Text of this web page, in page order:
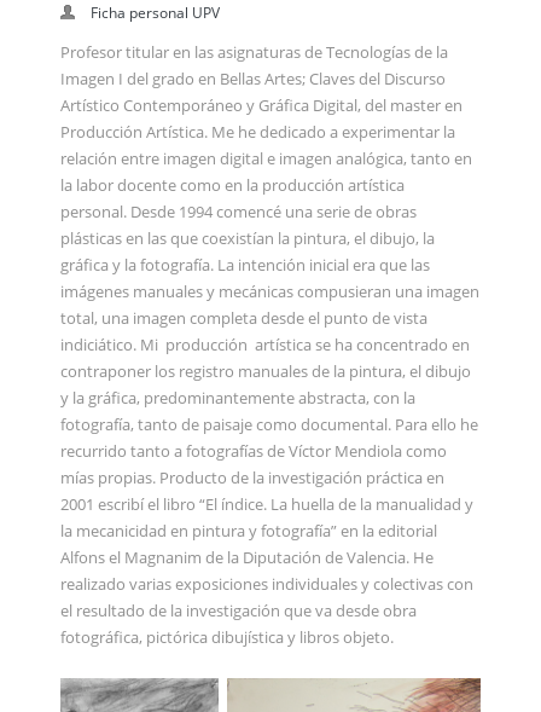
Ficha personal UPV
Profesor titular en las asignaturas de Tecnologías de la
Imagen I del grado en Bellas Artes; Claves del Discurso
Artístico Contemporáneo y Gráfica Digital, del master en
Producción Artística. Me he dedicado a experimentar la
relación entre imagen digital e imagen analógica, tanto en
la labor docente como en la producción artística
personal. Desde 1994 comencé una serie de obras
plásticas en las que coexistían la pintura, el dibujo, la
gráfica y la fotografía. La intención inicial era que las
imágenes manuales y mecánicas compusieran una imagen
total, una imagen completa desde el punto de vista
indiciático. Mi producción artística se ha concentrado en
contraponer los registro manuales de la pintura, el dibujo
y la gráfica, predominantemente abstracta, con la
fotografía, tanto de paisaje como documental. Para ello he
recurrido tanto a fotografías de Víctor Mendiola como
mías propias. Producto de la investigación práctica en
2001 escribí el libro “El índice. La huella de la manualidad y
la mecanicidad en pintura y fotografía” en la editorial
Alfons el Magnanim de la Diputación de Valencia. He
realizado varias exposiciones individuales y colectivas con
el resultado de la investigación que va desde obra
fotográfica, pictórica dibujística y libros objeto.